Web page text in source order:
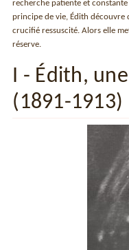
recherche patiente et
principe de vie, Édith découvre
crucifié ressuscité. Alors elle
réserve.
I - Édith,
(1891-1913)